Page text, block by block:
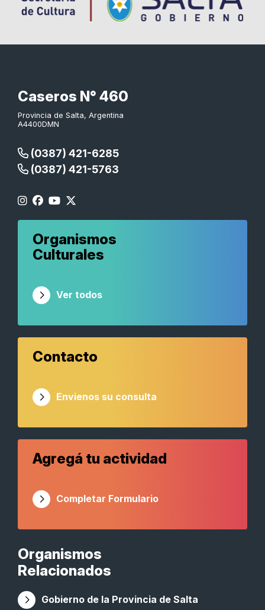
Caseros N° 460
Provincia de Salta, Argentina
A4400DMN
(0387) 421-6285
(0387) 421-5763
Organismos
Relacionados
Gobierno de la Provincia de Salta
Organismos
Culturales
Ver todos
Contacto
Envienos su consulta
Agregá tu actividad
Completar Formulario